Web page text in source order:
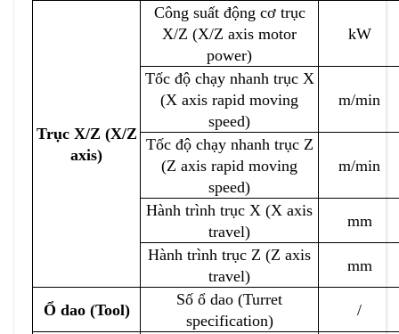
Trục X/Z (X/Z
axis)
Công suất động cơ trục
X/Z (X/Z axis motor
power)
kW
Tốc độ chạy nhanh trục X
(X axis rapid moving
speed)
m/min
Tốc độ chạy nhanh trục Z
(Z axis rapid moving
speed)
m/min
Hành trình trục X (X axis
travel)
mm
Hành trình trục Z (Z axis
travel)
mm
Ổ dao (Tool)
Số ổ dao (Turret
specification)
/